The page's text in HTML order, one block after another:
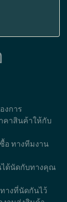
งการ
คาสินค้าให้กับ
อ ทางทีมงาน
ได้นัดกับทางคุณ
างที่นัดกันไว้